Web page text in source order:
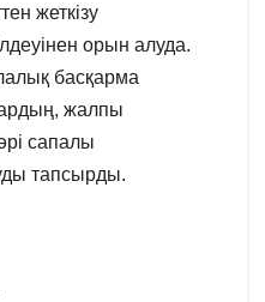
жеткізу
орын алуда.
басқарма
жалпы
сапалы
тапсырды.